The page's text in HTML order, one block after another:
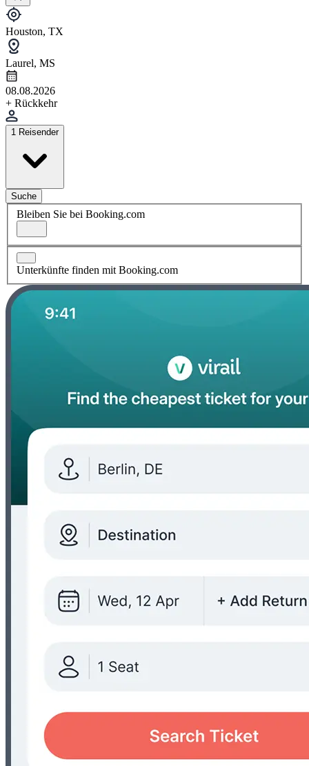
Houston, TX
Laurel, MS
08.08.2026
+ Rückkehr
1 Reisender
Suche
Bleiben Sie bei Booking.com
Unterkünfte finden mit Booking.com